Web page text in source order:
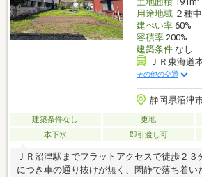
用途地域２種
建ぺい率60%
容積率200%
建築条件なし
ＪＲ東海道
その他の交通
静岡県沼津
建築条件なし 更地
本下水
即引渡し可
ＪＲ沼津駅までフラットアクセスで徒歩２３
につき車の通り抜けが無く、閑静で落ち着い